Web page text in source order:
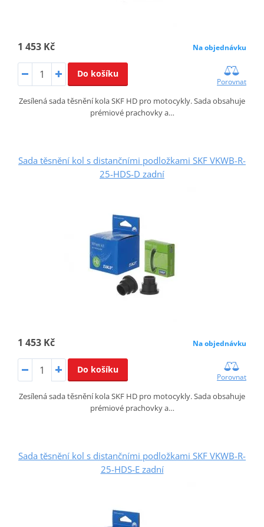
1 453 Kč Na objednávku
Do košíku
Porovnat
Zesílená sada těsnění kola SKF HD pro motocykly. Sada obsahuje
prémiové prachovky a…
Sada těsnění kol s distančními podložkami SKF VKWB-R-
25-HDS-D zadní
1 453 Kč Na objednávku
Do košíku
Porovnat
Zesílená sada těsnění kola SKF HD pro motocykly. Sada obsahuje
prémiové prachovky a…
Sada těsnění kol s distančními podložkami SKF VKWB-R-
25-HDS-E zadní